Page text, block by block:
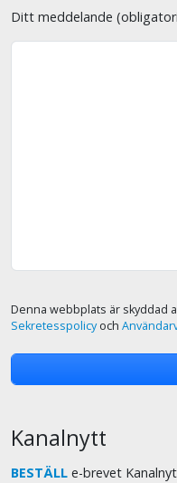
Ditt meddelande
Denna webbplats är skyddad
Sekretesspolicyoch
Kanalnytt
BESTÄLL e-brevet